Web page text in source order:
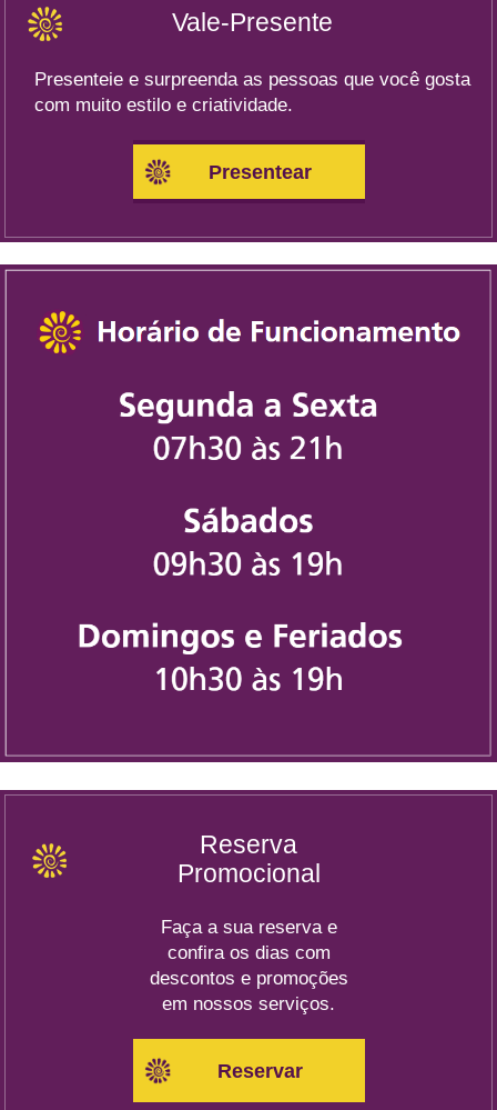
Vale-Presente
Presenteie e surpreenda as pessoas que você gosta
com muito estilo e criatividade.
Presentear
Reserva
Promocional
Faça a sua reserva e
confira os dias com
descontos e promoções
em nossos serviços.
Reservar